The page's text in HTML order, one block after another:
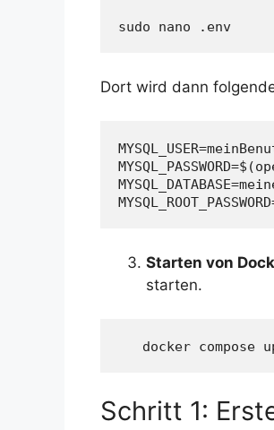
sudo nano .env
Dort wird dann
Starten von
starten.
docker compose
Schritt 1: